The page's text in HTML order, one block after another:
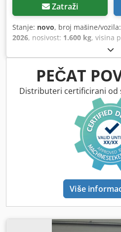
Zatraži
Stanje: novo, broj mašine/vozila:
2026, nosivost: 1.600 kg, visina
1.484 mm
vrsta goriva:električni, vrsta
2.215 mm , napon
1.200 mm , dimenzija prednje
dimenzija stražnje gume:16x6-
PEČAT
Distributeri certificirani od
Više